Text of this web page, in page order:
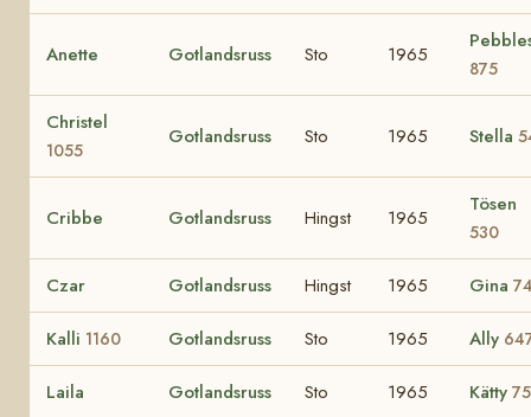
Anette Gotlandsruss Sto 1965
875
Christel
1055
Gotlandsruss Sto 1965 Stella
Cribbe Gotlandsruss Hingst 1965
Tösen
530
Czar Gotlandsruss Hingst 1965 Gina
Kalli 1160 Gotlandsruss Sto 1965 Ally
Laila Gotlandsruss Sto 1965 Kätty